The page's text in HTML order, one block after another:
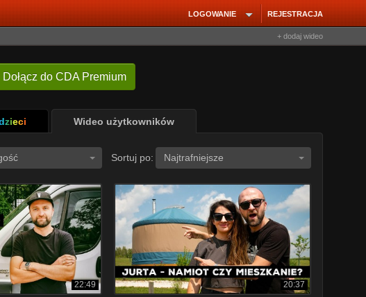
REJESTRACJA
LOGOWANIE
+ dodaj wideo
Dołącz do CDA Premium
Wideo użytkowników
Sortuj po: Najtrafniejsze
22:49 20:37